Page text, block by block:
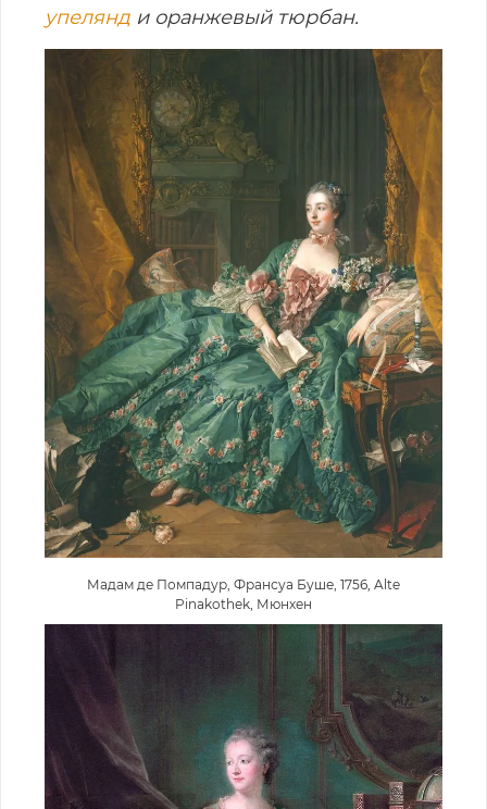
упелянд и оранжевый тюрбан.
Мадам де Помпадур, Франсуа Буше, 1756, Alte
Pinakothek, Мюнхен